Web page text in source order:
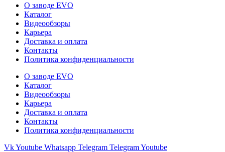
О заводе EVO
Каталог
Видеообзоры
Карьера
Доставка и оплата
Контакты
Политика конфиденциальности
О заводе EVO
Каталог
Видеообзоры
Карьера
Доставка и оплата
Контакты
Политика конфиденциальности
VkYoutube Whatsapp Telegram TelegramYoutube